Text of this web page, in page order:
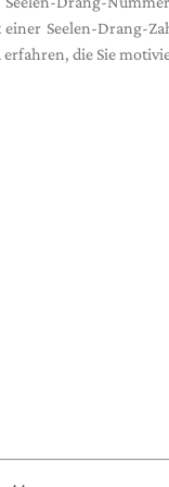
Seelen-Drang-
die Sie